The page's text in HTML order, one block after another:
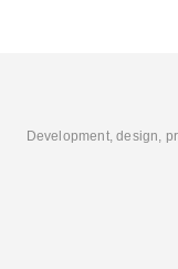
Development, design,